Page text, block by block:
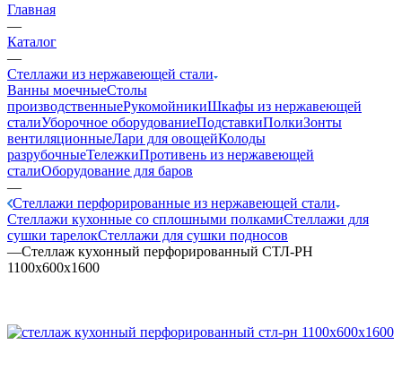
Главная
—
Каталог
—
Стеллажи из нержавеющей стали
Ванны моечныеСтолы
производственныеРукомойникиШкафы из нержавеющей
сталиУборочное оборудованиеПодставкиПолкиЗонты
вентиляционныеЛари для овощейКолоды
разрубочныеТележкиПротивень из нержавеющей
сталиОборудование для баров
—
Стеллажи перфорированные из нержавеющей стали
Стеллажи кухонные со сплошными полкамиСтеллажи для
сушки тарелокСтеллажи для сушки подносов
—Стеллаж кухонный перфорированный СТЛ-РН
1100х600х1600